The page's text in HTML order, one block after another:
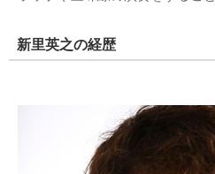
新里英之の経歴